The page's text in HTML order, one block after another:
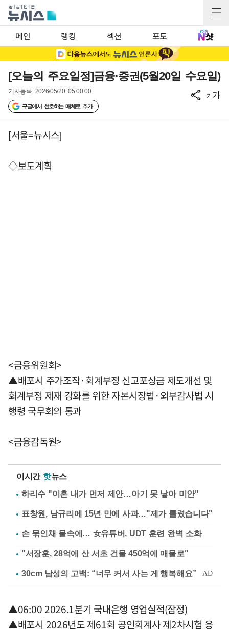
메인 랭킹 섹션 포토
[오늘의 주요일정]금융·증권(5월20일 수요일)
기사등록 2026/05/20 05:00:00
구글에서 선호하는 매체로 추가
가가
[서울=뉴시스]
◇보도계획
<금융위원회>
▲배포시 주가조작·회계부정 신고포상금 제도개선 및
회계부정 제재 강화를 위한 자본시장법·외부감사법 시
행령 국무회의 통과
<금융감독원>
이시간 핫뉴스
하리수 "이혼 내가 먼저 제안…아기 못 낳아 미안"
표창원, 남규리에 15년 만에 사과…"제가 틀렸습니다"
손 묶인채 물속에… 女유튜버, UDT 훈련 완벽 소화
"서장훈, 28억에 산 서초 건물 450억에 매물로"
▲06:00 2026.1분기 국내은행 영업실적(잠정)
▲배포시 2026년도 제61회 공인회계사 제2차시험 응